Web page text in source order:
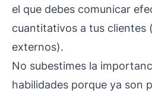
el que debes comunicar
cuantitativos a tus clientes
externos).
No subestimes la
habilidades porque ya son